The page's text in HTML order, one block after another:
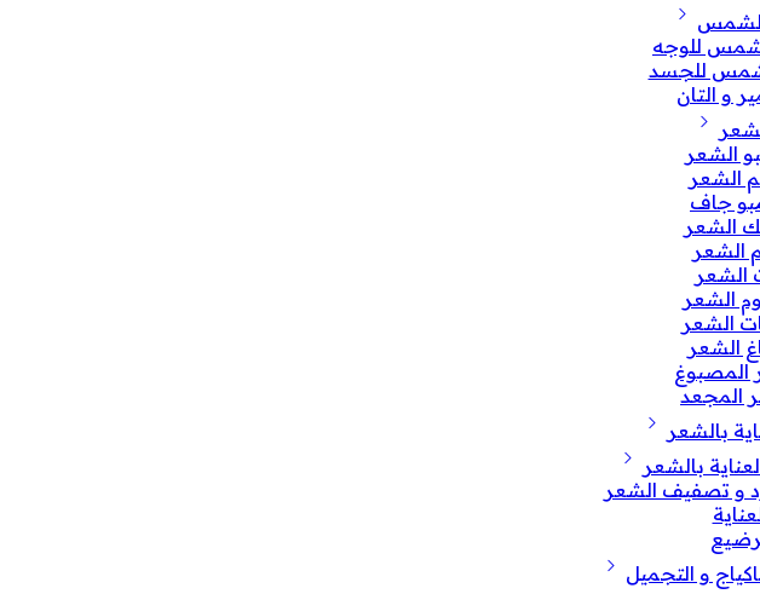
الشمس
للوجه
للجسد
و التان
الشعر
الشعر
جاف
الشعر
الشعر
الشعر
الشعر
الشعر
الشعر
المصبوغ
المجعد
بالشعر
بالشعر
و تصفيف الشعر
و التجميل